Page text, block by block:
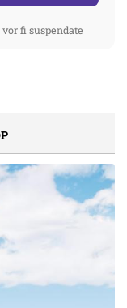
fi suspendate